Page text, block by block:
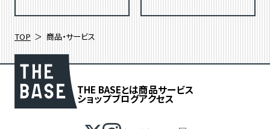
TOP 商品・サービス
THE BASEとは商品サービス
ショップブログアクセス